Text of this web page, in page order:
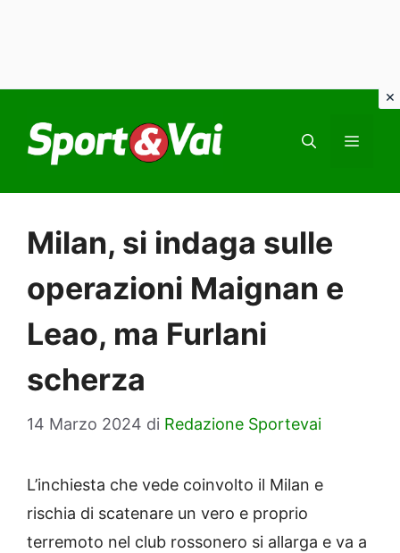
contenuto
Milan, si indaga sulle
operazioni Maignan e
Leao, ma Furlani
scherza
14 Marzo 2024 di Redazione Sportevai
L’inchiesta che vede coinvolto il Milan e
rischia di scatenare un vero e proprio
terremoto nel club rossonero si allarga e va a